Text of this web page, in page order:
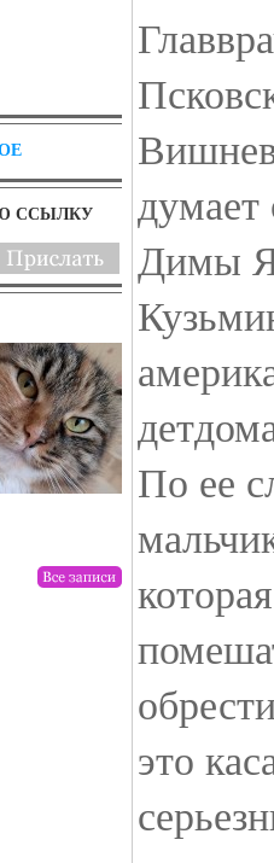
ССЫЛКУ
думает
Димы
По ее
это